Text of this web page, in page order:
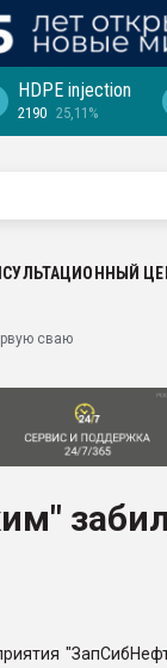
HDPE injection
2190 25,11%
сваю